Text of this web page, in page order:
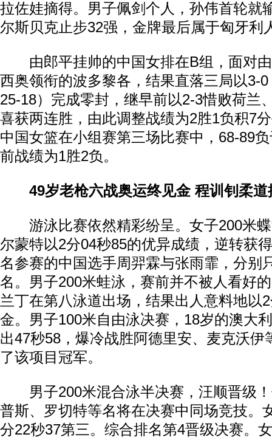
拉佐娃摘得。男子佩剑个人，孙伟首轮就
尔斯贝克止步32强，金牌最后属于匈牙利
由郎平挂帅的中国女排在B组，面对由
西奥领衔的波多黎各，结果直落三局以3-
25-18）完成零封，继早前以2-3惜败荷兰
喜获两连胜，由此调整战绩为2胜1负积7
中国女篮在小组赛第三场比赛中，68-89
前战绩为1胜2负。
49岁老枪六战奥运终见金 程训钊柔
游泳比赛依然精彩纷呈。女子200米蝶
尔蒙特以2分04秒85的优异成绩，逆转获
名参赛的中国选手周羿霖与张雨霏，分别
名。男子200米蛙泳，赛前并不被人看好
兰丁在第八泳道出场，结果出人意料地以
金。男子100米自由泳决赛，18岁的澳大
出47秒58，爆冷战胜阿德里安、麦克沃伊
了该项目冠军。
男子200米混合泳半决赛，汪顺晋级！
普斯、罗切特等名将在决赛中同场竞技。
分22秒37第三。综合排名第4晋级决赛。